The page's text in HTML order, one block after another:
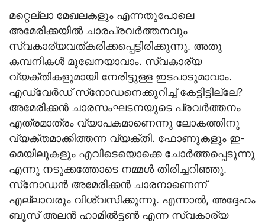
മറ്റെല്ലാ മേഖലകളും എന്നതുപോലെ
അമേരിക്കയില്‍ ചാരപ്രവര്‍ത്തനവും
സ്വകാര്യവത്കരിക്കപ്പെട്ടിരിക്കുന്നു. അതു
കമ്പനികള്‍ മുഖേനയാവാം. സ്വകാര്യ
വ്യക്തികളുമായി നേരിട്ടുള്ള ഇടപാടുമാവാം.
എഡ്വേര്‍ഡ് സ്‌നോഡനെക്കുറിച്ച് കേട്ടിട്ടില്ലേ?
അമേരിക്കന്‍ ചാരസംഘടനയുടെ പ്രവര്‍ത്തനം
എത്രമാത്രം വ്യാപകമാണെന്നു ലോകത്തിനു
വ്യക്തമാക്കിത്തന്ന വ്യക്തി. ഫോണുകളും ഇ-
മെയിലുകളും എവിടെയൊക്കെ ചോര്‍ത്തപ്പെടുന്നു
എന്നു നടുക്കത്തോടെ നമ്മള്‍ തിരിച്ചറിഞ്ഞു.
സ്‌നോഡന്‍ അമേരിക്കന്‍ ചാരനാണെന്ന്
എല്ലാവരും വിശ്വസിക്കുന്നു. എന്നാല്‍, അദ്ദേഹം
ബൂസ് അലന്‍ ഹാമില്‍ട്ടണ്‍ എന്ന സ്വകാര്യ